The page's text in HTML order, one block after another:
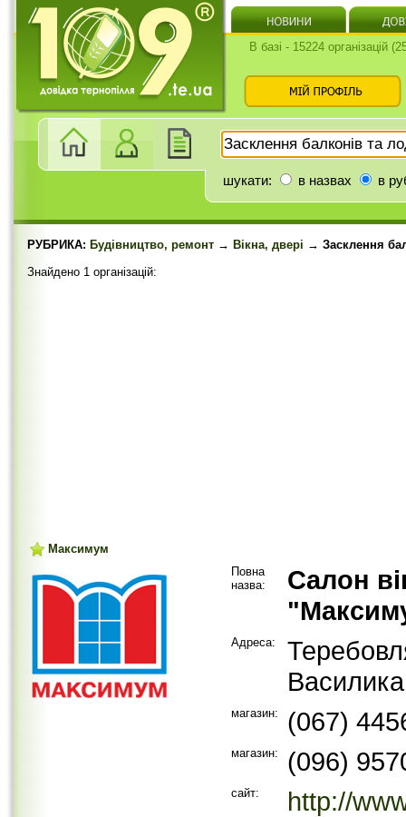
В базі - 15224 організацій
шукати: в назвах в
РУБРИКА: Будівництво, ремонт → Вікна, двері → Засклення
Знайдено 1 організацій:
Максимум
Повна
назва:
Салон
Адреса:
магазин: (067)
магазин: (096)
сайт: http://